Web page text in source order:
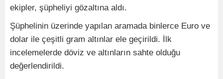
ekipler, şüpheliyi gözaltına aldı.
Şüphelinin üzerinde yapılan aramada binlerce Euro ve
dolar ile çeşitli gram altınlar ele geçirildi. İlk
incelemelerde döviz ve altınların sahte olduğu
değerlendirildi.